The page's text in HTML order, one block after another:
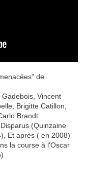
de
Vincent
Brigitte Catillon,
Brandt
(Quinzaine
Et après ( en 2008)
la course à l'Oscar